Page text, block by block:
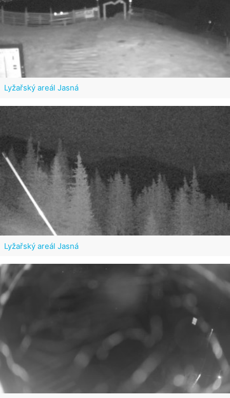
Lyžařský areál Jasná
Lyžařský areál Jasná